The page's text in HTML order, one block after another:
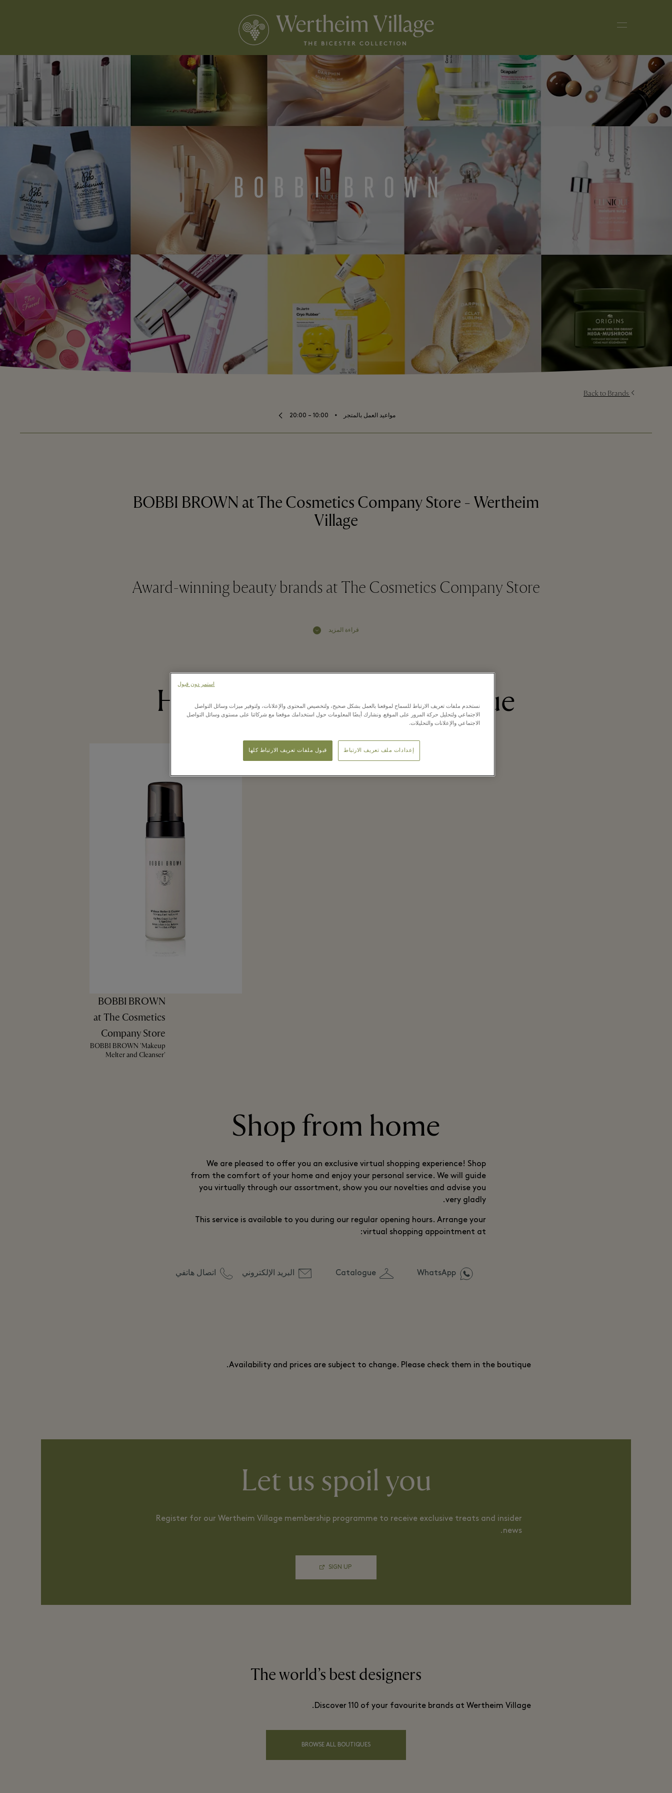
Back to Brands
مواعيد العمل بالمتجر ⬩
10:00 – 20:00
BOBBI BROWN at The Cosmetics Company Store - Wertheim
Village
Award-winning beauty brands at The Cosmetics Company Store
قراءة المزيد
Highlights from the boutique
BOBBI BROWN
at The Cosmetics
Company Store
BOBBI BROWN 'Makeup
Melter and Cleanser'
Shop from home
We are pleased to offer you an exclusive virtual shopping experience! Shop
from the comfort of your home and enjoy your personal service. We will guide
you virtually through our assortment, show you our novelties and advise you
very gladly.
This service is available to you during our regular opening hours. Arrange your
virtual shopping appointment at:
WhatsApp
Catalogue البريد الإلكتروني اتصال هاتفي
Availability and prices are subject to change. Please check them in the boutique.
Let us spoil you
Register for our Wertheim Village membership programme to receive exclusive treats and insider
news.
SIGN UP
The world’s best designers
Discover 110 of your favourite brands at Wertheim Village.
BROWSE ALL BOUTIQUES
نستخدم ملفات تعريف الارتباط للسماح لموقعنا بالعمل بشكل صحيح، ولتخصيص المحتوى والإعلانات، ولتوفير ميزات وسائل التواصل
الاجتماعي ولتحليل حركة المرور على الموقع. ونشارك أيضًا المعلومات حول استخدامك موقعنا مع شركائنا على مستوى وسائل التواصل
الاجتماعي والإعلانات والتحليلات.
إعدادات ملف تعريف الارتباط قبول ملفات تعريف الارتباط كلها
استمر دون قبول